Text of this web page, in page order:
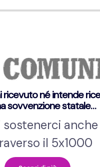
ricevuto né intende
sovvenzione statale…
sostenerci anche
il 5x1000